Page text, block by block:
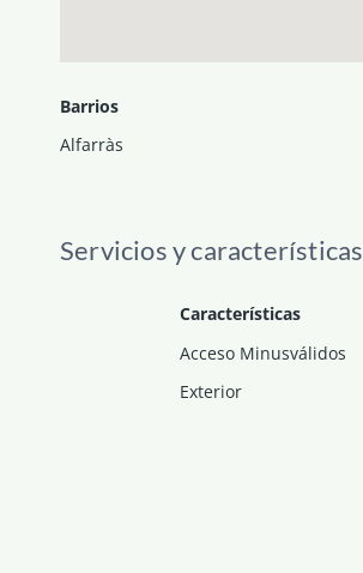
Barrios
Alfarràs
Servicios y características
Características
Acceso Minusválidos
Exterior